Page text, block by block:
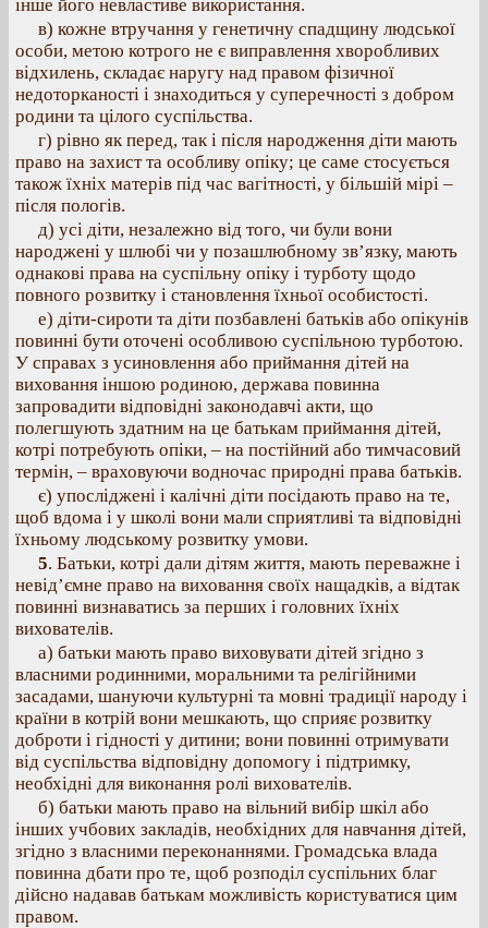
інше його невластиве використання.
в) кожне втручання у генетичну спадщину людської
особи, метою котрого не є виправлення хворобливих
відхилень, складає наругу над правом фізичної
недоторканості і знаходиться у суперечності з добром
родини та цілого суспільства.
г) рівно як перед, так і після народження діти мають
право на захист та особливу опіку; це саме стосується
також їхніх матерів під час вагітності, у більшій мірі –
після пологів.
д) усі діти, незалежно від того, чи були вони
народжені у шлюбі чи у позашлюбному зв’язку, мають
однакові права на суспільну опіку і турботу щодо
повного розвитку і становлення їхньої особистості.
е) діти-сироти та діти позбавлені батьків або опікунів
повинні бути оточені особливою суспільною турботою.
У справах з усиновлення або приймання дітей на
виховання іншою родиною, держава повинна
запровадити відповідні законодавчі акти, що
полегшують здатним на це батькам приймання дітей,
котрі потребують опіки, – на постійний або тимчасовий
термін, – враховуючи водночас природні права батьків.
є) упосліджені і калічні діти посідають право на те,
щоб вдома і у школі вони мали сприятливі та відповідні
їхньому людському розвитку умови.
5. Батьки, котрі дали дітям життя, мають переважне і
невід’ємне право на виховання своїх нащадків, а відтак
повинні визнаватись за перших і головних їхніх
вихователів.
а) батьки мають право виховувати дітей згідно з
власними родинними, моральними та релігійними
засадами, шануючи культурні та мовні традиції народу і
країни в котрій вони мешкають, що сприяє розвитку
доброти і гідності у дитини; вони повинні отримувати
від суспільства відповідну допомогу і підтримку,
необхідні для виконання ролі вихователів.
б) батьки мають право на вільний вибір шкіл або
інших учбових закладів, необхідних для навчання дітей,
згідно з власними переконаннями. Громадська влада
повинна дбати про те, щоб розподіл суспільних благ
дійсно надавав батькам можливість користуватися цим
правом.